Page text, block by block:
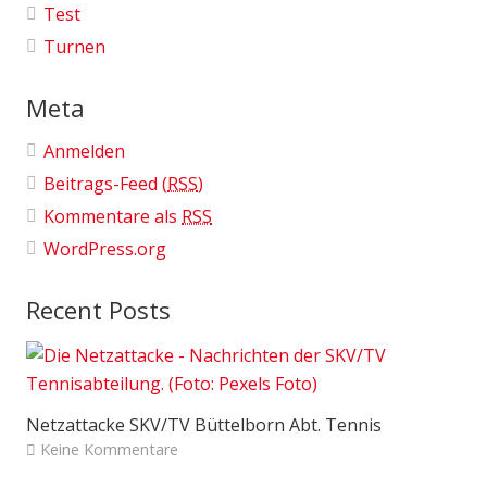
Test
Turnen
Meta
Anmelden
Beitrags-Feed (RSS)
Kommentare als RSS
WordPress.org
Recent Posts
Netzattacke SKV/TV Büttelborn Abt. Tennis
Keine Kommentare